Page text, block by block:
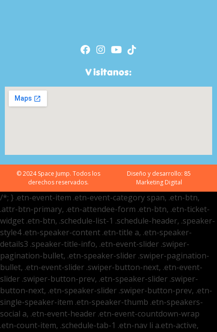
Visitanos:
© 2024 Space Jump. Todos los
derechos reservados.
Diseño y desarrollo: 85
Marketing Digital
/*; } .etn-event-item .etn-event-category span, .etn-btn,
.attr-btn-primary, .etn-attendee-form .etn-btn, .etn-ticket-
widget .etn-btn, .schedule-list-1 .schedule-header, .speaker-
style4 .etn-speaker-content .etn-title a, .etn-speaker-
details3 .speaker-title-info, .etn-event-slider .swiper-
pagination-bullet, .etn-speaker-slider .swiper-pagination-
bullet, .etn-event-slider .swiper-button-next, .etn-event-
slider .swiper-button-prev, .etn-speaker-slider .swiper-
button-next, .etn-speaker-slider .swiper-button-prev, .etn-
single-speaker-item .etn-speaker-thumb .etn-speakers-
social a, .etn-event-header .etn-event-countdown-wrap
.etn-count-item, .schedule-tab-1 .etn-nav li a.etn-active,